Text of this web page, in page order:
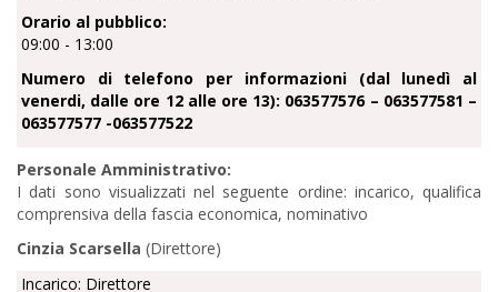
Orario al pubblico:
09:00 - 13:00
Numero di telefono per informazioni (dal lunedì al
venerdi, dalle ore 12 alle ore 13): 063577576 – 063577581 –
063577577 -063577522
Personale Amministrativo:
I dati sono visualizzati nel seguente ordine: incarico, qualifica
comprensiva della fascia economica, nominativo
Cinzia Scarsella (Direttore)
Incarico: Direttore